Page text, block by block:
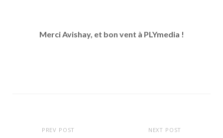
Merci Avishay, et bon vent à PLYmedia !
PREV POST NEXT POST